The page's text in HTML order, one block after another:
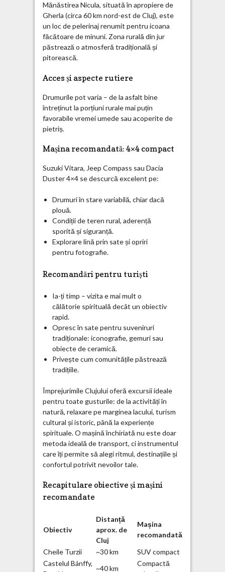
Mănăstirea Nicula, situată în apropiere de
Gherla (circa 60 km nord-est de Cluj), este
un loc de pelerinaj renumit pentru icoana
făcătoare de minuni. Zona rurală din jur
păstrează o atmosferă tradițională și
pitorească.
Acces și aspecte rutiere
Drumurile pot varia – de la asfalt bine
întreținut la porțiuni rurale mai puțin
favorabile vremei umede sau acoperite de
pietriș.
Mașina recomandată: 4×4 compact
Suzuki Vitara, Jeep Compass sau Dacia
Duster 4×4 se descurcă excelent pe:
Drumuri în stare variabilă, chiar dacă
plouă.
Condiții de teren rural, aderență
sporită și siguranță.
Explorare lină prin sate și opriri
pentru fotografie.
Recomandări pentru turiști
Ia-ți timp – vizita e mai mult o
călătorie spirituală decât un obiectiv
rapid.
Opresc în sate pentru suveniruri
tradiționale: iconografie, gemuri sau
obiecte de ceramică.
Privește cum comunitățile păstrează
tradițiile.
Împrejurimile Clujului oferă excursii ideale
pentru toate gusturile: de la activități în
natură, relaxare pe marginea lacului, turism
cultural și istoric, până la experiențe
spirituale. O mașină închiriată nu este doar
metoda ideală de transport, ci instrumentul
care îți permite să alegi ritmul, destinațiile și
confortul potrivit nevoilor tale.
Recapitulare obiective și mașini
recomandate
Obiectiv
Distanță
aprox. de
Cluj
Mașina
recomandată
Cheile Turzii
~30 km
SUV compact
Castelul Bánffy,
~40 km
Compactă